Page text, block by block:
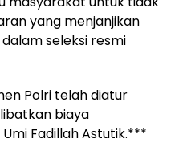
yang menjanjikan
seleksi resmi
Polri telah diatur
biaya
Fadillah Astutik.***